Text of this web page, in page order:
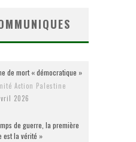
de mort « démocratique »
Action Palestine
2026
de guerre, la première
est la vérité »